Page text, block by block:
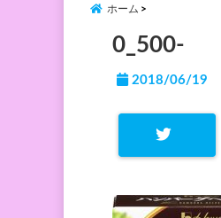
ホーム
0_500-
2018/06/19